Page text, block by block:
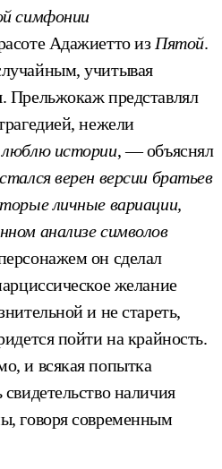
симфонии
Адажиетто из Пятой.
учитывая
Прельжокаж представлял
нежели
истории, — объяснял
верен версии братьев
личные вариации,
анализе символов
он сделал
желание
и не стареть,
пойти на крайность.
и всякая попытка
наличия
говоря современным